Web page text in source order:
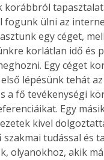
korábbról
fogunk ülni az
egy céget,
korlátlan idő és
Egy céget
lépésünk tehát
a fő tevékenységi
Egy
kivel
szakmai tudással és
olyanokhoz, akik